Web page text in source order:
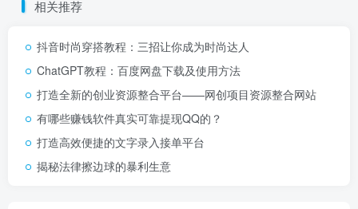
相关推荐
抖音时尚穿搭教程：三招让你成为时尚达人
ChatGPT教程：百度网盘下载及使用方法
打造全新的创业资源整合平台——网创项目资源整合网站
有哪些赚钱软件真实可靠提现QQ的？
打造高效便捷的文字录入接单平台
揭秘法律擦边球的暴利生意